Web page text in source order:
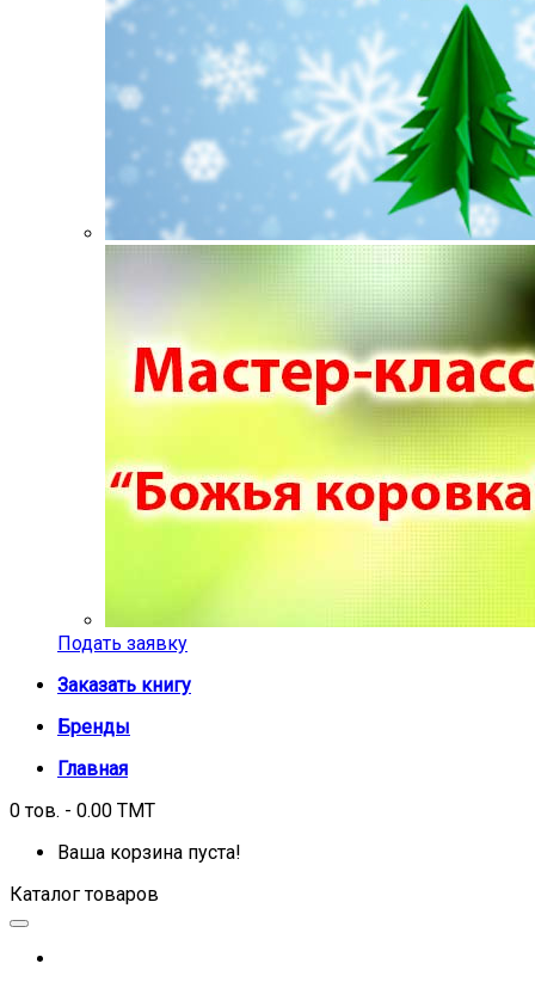
Подать заявку
Заказать книгу
Бренды
Главная
0 тов. - 0.00 TMT
Ваша корзина пуста!
Каталог товаров